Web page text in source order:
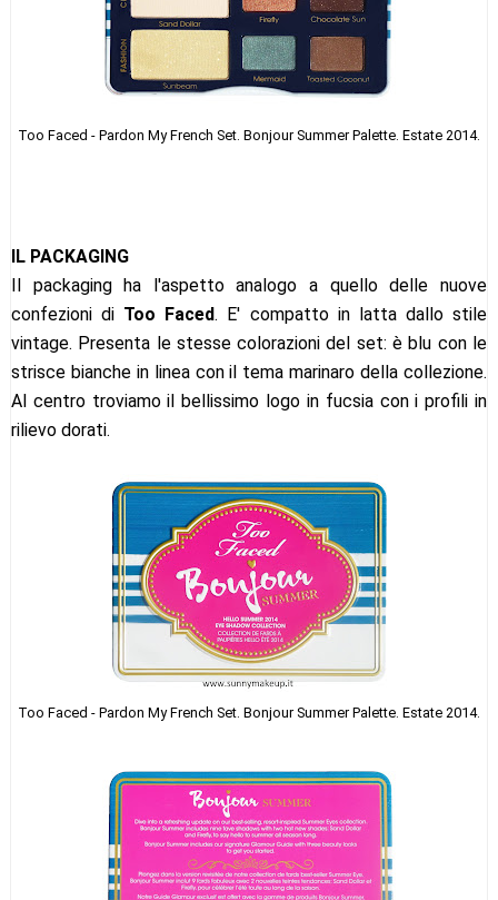
Too Faced - Pardon My French Set. Bonjour Summer Palette. Estate 2014.
IL PACKAGING
Il packaging ha l'aspetto analogo a quello delle nuove
confezioni di Too Faced. E' compatto in latta dallo stile
vintage. Presenta le stesse colorazioni del set: è blu con le
strisce bianche in linea con il tema marinaro della collezione.
Al centro troviamo il bellissimo logo in fucsia con i profili in
rilievo dorati.
Too Faced - Pardon My French Set. Bonjour Summer Palette. Estate 2014.